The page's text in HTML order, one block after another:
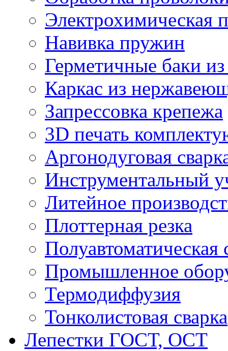
Электрохимическая
Навивка пружин
Герметичные баки
Каркас из
Запрессовка крепежа
3D печать
Аргонодуговая
Инструментальный
Литейное
Плоттерная резка
Полуавтоматическая
Промышленное
Термодиффузия
Тонколистовая сварка
Лепестки ГОСТ, ОСТ